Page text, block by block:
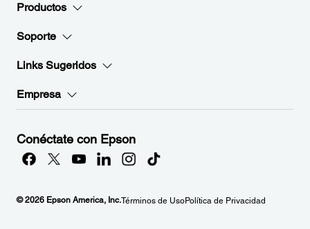
Productos
Soporte
Links Sugeridos
Empresa
Conéctate con Epson
© 2026 Epson America, Inc.Términos de UsoPolítica de Privacidad